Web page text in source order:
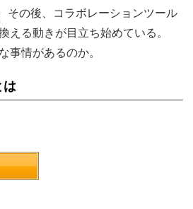
その後、コラボレーションツール
える動きが目立ち始めている。
事情があるのか。
は